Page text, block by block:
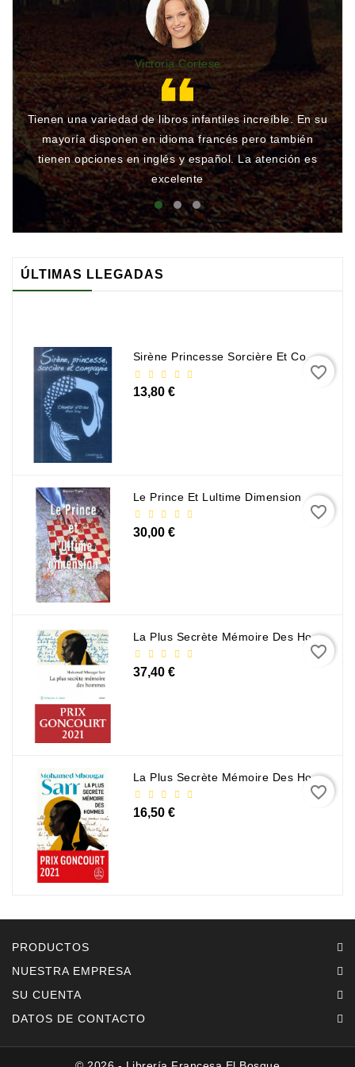
Victoria Cortese
Tienen una variedad de libros infantiles increíble. En su
mayoría disponen en idioma francés pero también
tienen opciones en inglés y español. La atención es
excelente
ÚLTIMAS LLEGADAS
Sirène Princesse Sorcière Et Compagnie
13,80 €
favorite_border
Le Prince Et Lultime Dimension
30,00 €
favorite_border
La Plus Secrète Mémoire Des Hommes - Mohamed Mbougar Sarr
37,40 €
favorite_border
La Plus Secrète Mémoire Des Hommes - Mohamed Mbougar Sarr
16,50 €
favorite_border
PRODUCTOS
NUESTRA EMPRESA
SU CUENTA
DATOS DE CONTACTO